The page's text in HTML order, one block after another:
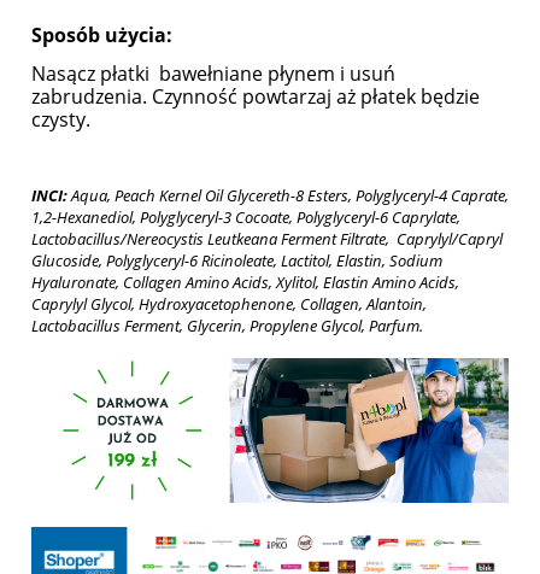
Sposób użycia:
Nasącz płatki bawełniane płynem i usuń
zabrudzenia. Czynność powtarzaj aż płatek będzie
czysty.
INCI:Aqua, Peach Kernel Oil Glycereth-8 Esters, Polyglyceryl-4 Caprate,
1,2-Hexanediol, Polyglyceryl-3 Cocoate, Polyglyceryl-6 Caprylate,
Lactobacillus/Nereocystis Leutkeana Ferment Filtrate, Caprylyl/Capryl
Glucoside, Polyglyceryl-6 Ricinoleate, Lactitol, Elastin, Sodium
Hyaluronate, Collagen Amino Acids, Xylitol, Elastin Amino Acids,
Caprylyl Glycol, Hydroxyacetophenone, Collagen, Alantoin,
Lactobacillus Ferment, Glycerin, Propylene Glycol, Parfum.